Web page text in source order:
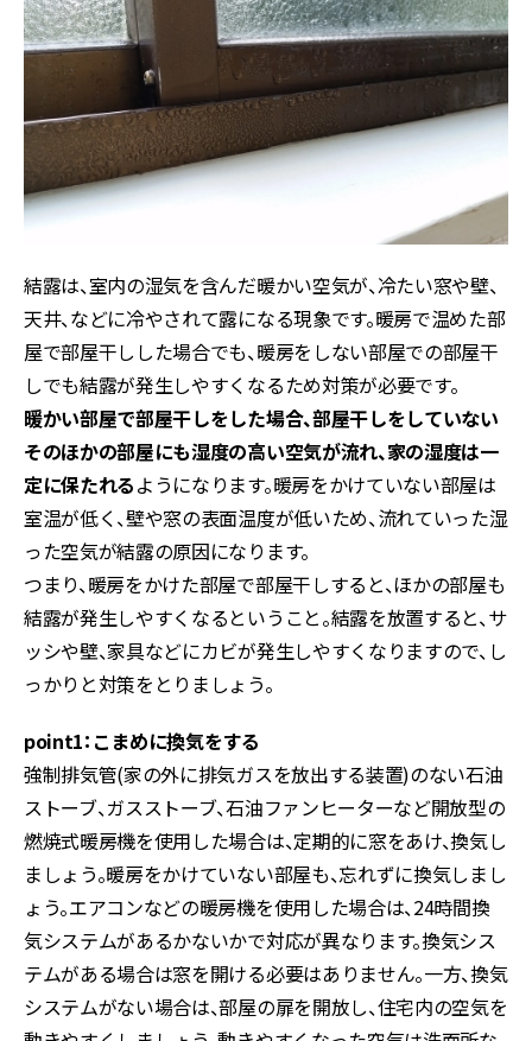
結露は、室内の湿気を含んだ暖かい空気が、冷たい窓や壁、
天井、などに冷やされて露になる現象です。暖房で温めた部
屋で部屋干しした場合でも、暖房をしない部屋での部屋干
しでも結露が発生しやすくなるため対策が必要です。
暖かい部屋で部屋干しをした場合、部屋干しをしていない
そのほかの部屋にも湿度の高い空気が流れ、家の湿度は一
定に保たれるようになります。暖房をかけていない部屋は
室温が低く、壁や窓の表面温度が低いため、流れていった湿
った空気が結露の原因になります。
つまり、暖房をかけた部屋で部屋干しすると、ほかの部屋も
結露が発生しやすくなるということ。結露を放置すると、サ
ッシや壁、家具などにカビが発生しやすくなりますので、し
っかりと対策をとりましょう。
point1：こまめに換気をする
強制排気管(家の外に排気ガスを放出する装置)のない石油
ストーブ、ガスストーブ、石油ファンヒーターなど開放型の
燃焼式暖房機を使用した場合は、定期的に窓をあけ、換気し
ましょう。暖房をかけていない部屋も、忘れずに換気しまし
ょう。エアコンなどの暖房機を使用した場合は、24時間換
気システムがあるかないかで対応が異なります。換気シス
テムがある場合は窓を開ける必要はありません。一方、換気
システムがない場合は、部屋の扉を開放し、住宅内の空気を